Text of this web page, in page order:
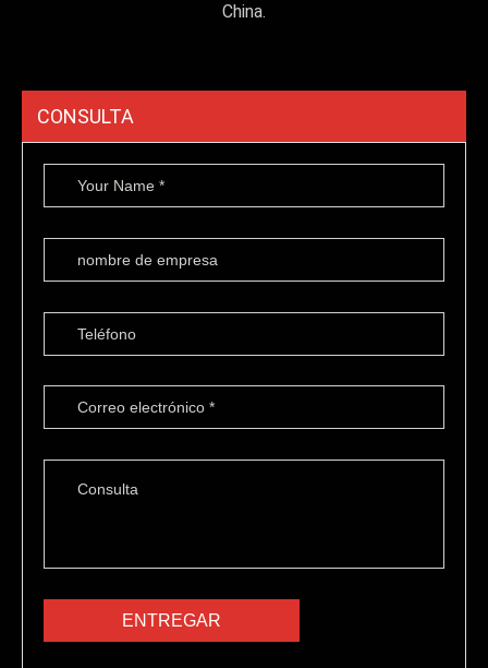
China.
CONSULTA